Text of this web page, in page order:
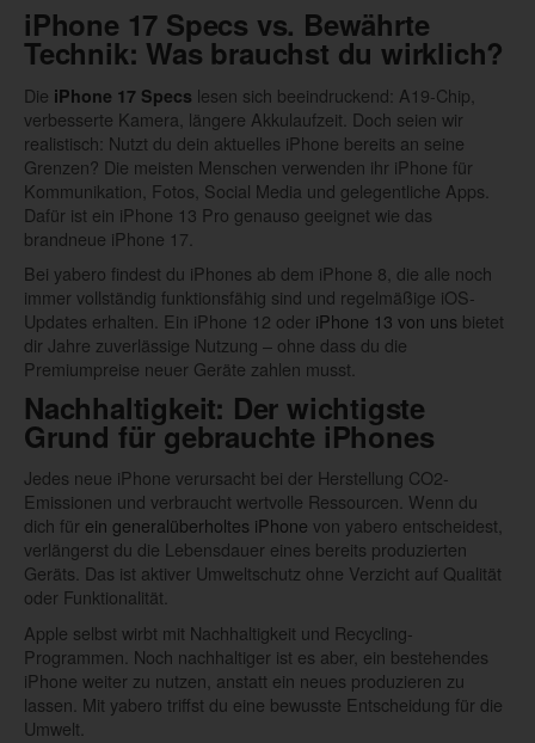
iPhone 17 Specs vs. Bewährte
Technik: Was brauchst du wirklich?
Die iPhone 17 Specs lesen sich beeindruckend: A19-Chip,
verbesserte Kamera, längere Akkulaufzeit. Doch seien wir
realistisch: Nutzt du dein aktuelles iPhone bereits an seine
Grenzen? Die meisten Menschen verwenden ihr iPhone für
Kommunikation, Fotos, Social Media und gelegentliche Apps.
Dafür ist ein iPhone 13 Pro genauso geeignet wie das
brandneue iPhone 17.
Bei yabero findest du iPhones ab dem iPhone 8, die alle noch
immer vollständig funktionsfähig sind und regelmäßige iOS-
Updates erhalten. Ein iPhone 12 oder iPhone 13 von uns bietet
dir Jahre zuverlässige Nutzung – ohne dass du die
Premiumpreise neuer Geräte zahlen musst.
Nachhaltigkeit: Der wichtigste
Grund für gebrauchte iPhones
Jedes neue iPhone verursacht bei der Herstellung CO2-
Emissionen und verbraucht wertvolle Ressourcen. Wenn du
dich für ein generalüberholtes iPhone von yabero entscheidest,
verlängerst du die Lebensdauer eines bereits produzierten
Geräts. Das ist aktiver Umweltschutz ohne Verzicht auf Qualität
oder Funktionalität.
Apple selbst wirbt mit Nachhaltigkeit und Recycling-
Programmen. Noch nachhaltiger ist es aber, ein bestehendes
iPhone weiter zu nutzen, anstatt ein neues produzieren zu
lassen. Mit yabero triffst du eine bewusste Entscheidung für die
Umwelt.